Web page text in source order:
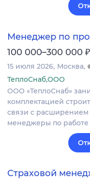
Менеджер по
100 000–300 000 ₽
15 июля 2026 Москва
ТеплоСнаб,ООО
ООО «ТеплоСнаб»
комплектацией
связи с
менеджеры по
Страховой